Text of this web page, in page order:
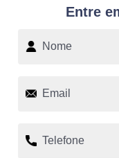
Entre